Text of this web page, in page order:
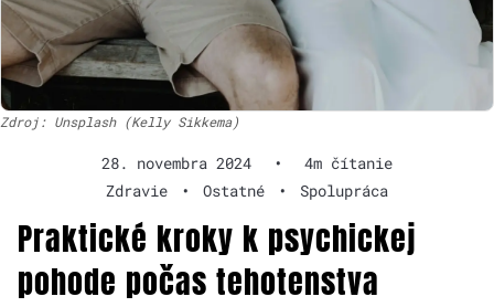
Zdroj: Unsplash (Kelly Sikkema)
28. novembra 2024 •
4m čítanie
Zdravie
• Ostatné • Spolupráca
Praktické kroky k psychickej
pohode počas tehotenstva